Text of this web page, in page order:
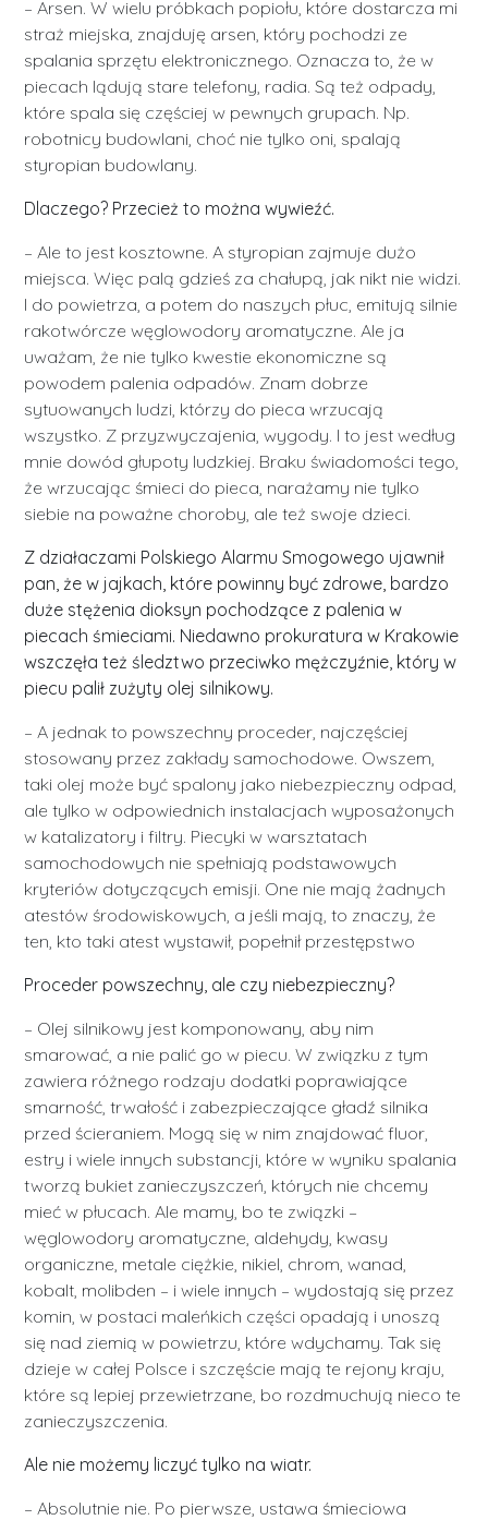
– Arsen. W wielu próbkach popiołu, które dostarcza mi
straż miejska, znajduję arsen, który pochodzi ze
spalania sprzętu elektronicznego. Oznacza to, że w
piecach lądują stare telefony, radia. Są też odpady,
które spala się częściej w pewnych grupach. Np.
robotnicy budowlani, choć nie tylko oni, spalają
styropian budowlany.
Dlaczego? Przecież to można wywieźć.
– Ale to jest kosztowne. A styropian zajmuje dużo
miejsca. Więc palą gdzieś za chałupą, jak nikt nie widzi.
I do powietrza, a potem do naszych płuc, emitują silnie
rakotwórcze węglowodory aromatyczne. Ale ja
uważam, że nie tylko kwestie ekonomiczne są
powodem palenia odpadów. Znam dobrze
sytuowanych ludzi, którzy do pieca wrzucają
wszystko. Z przyzwyczajenia, wygody. I to jest według
mnie dowód głupoty ludzkiej. Braku świadomości tego,
że wrzucając śmieci do pieca, narażamy nie tylko
siebie na poważne choroby, ale też swoje dzieci.
Z działaczami Polskiego Alarmu Smogowego ujawnił
pan, że w jajkach, które powinny być zdrowe, bardzo
duże stężenia dioksyn pochodzące z palenia w
piecach śmieciami. Niedawno prokuratura w Krakowie
wszczęła też śledztwo przeciwko mężczyźnie, który w
piecu palił zużyty olej silnikowy.
– A jednak to powszechny proceder, najczęściej
stosowany przez zakłady samochodowe. Owszem,
taki olej może być spalony jako niebezpieczny odpad,
ale tylko w odpowiednich instalacjach wyposażonych
w katalizatory i filtry. Piecyki w warsztatach
samochodowych nie spełniają podstawowych
kryteriów dotyczących emisji. One nie mają żadnych
atestów środowiskowych, a jeśli mają, to znaczy, że
ten, kto taki atest wystawił, popełnił przestępstwo
Proceder powszechny, ale czy niebezpieczny?
– Olej silnikowy jest komponowany, aby nim
smarować, a nie palić go w piecu. W związku z tym
zawiera różnego rodzaju dodatki poprawiające
smarność, trwałość i zabezpieczające gładź silnika
przed ścieraniem. Mogą się w nim znajdować fluor,
estry i wiele innych substancji, które w wyniku spalania
tworzą bukiet zanieczyszczeń, których nie chcemy
mieć w płucach. Ale mamy, bo te związki –
węglowodory aromatyczne, aldehydy, kwasy
organiczne, metale ciężkie, nikiel, chrom, wanad,
kobalt, molibden – i wiele innych – wydostają się przez
komin, w postaci maleńkich części opadają i unoszą
się nad ziemią w powietrzu, które wdychamy. Tak się
dzieje w całej Polsce i szczęście mają te rejony kraju,
które są lepiej przewietrzane, bo rozdmuchują nieco te
zanieczyszczenia.
Ale nie możemy liczyć tylko na wiatr.
– Absolutnie nie. Po pierwsze, ustawa śmieciowa